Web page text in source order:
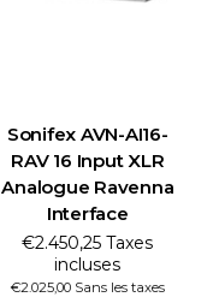
Sonifex AVN-AI16-
RAV 16 Input XLR
Analogue Ravenna
Interface
€2.450,25 Taxes
incluses
€2.025,00 Sans les taxes